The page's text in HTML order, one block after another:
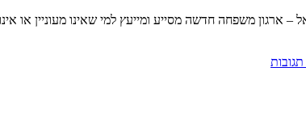
– ארגון משפחה חדשה מסייע ומייעץ למי שאינו מעוניין או